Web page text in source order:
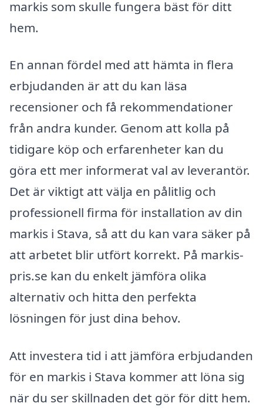
markis som skulle fungera bäst för ditt
hem.
En annan fördel med att hämta in flera
erbjudanden är att du kan läsa
recensioner och få rekommendationer
från andra kunder. Genom att kolla på
tidigare köp och erfarenheter kan du
göra ett mer informerat val av leverantör.
Det är viktigt att välja en pålitlig och
professionell firma för installation av din
markis i Stava, så att du kan vara säker på
att arbetet blir utfört korrekt. På markis-
pris.se kan du enkelt jämföra olika
alternativ och hitta den perfekta
lösningen för just dina behov.
Att investera tid i att jämföra erbjudanden
för en markis i Stava kommer att löna sig
när du ser skillnaden det gör för ditt hem.